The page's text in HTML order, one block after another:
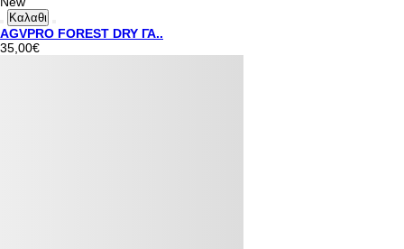
Καλαθι
AGVPRO FOREST DRY ΓΑ..
35,00€